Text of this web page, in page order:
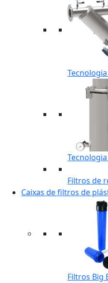
Filtros de
Caixas de filtros de
Filtros Big